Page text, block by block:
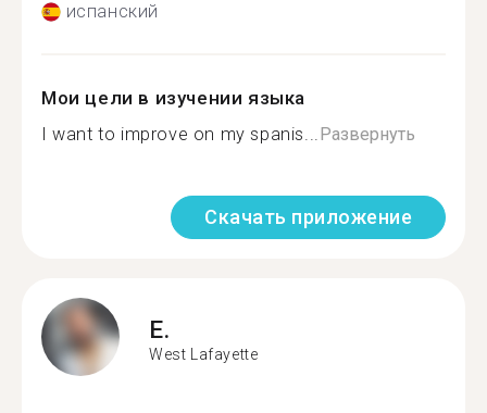
испанский
Мои цели в изучении языка
I want to improve on my spanis...Развернуть
Скачать приложение
E.
West Lafayette